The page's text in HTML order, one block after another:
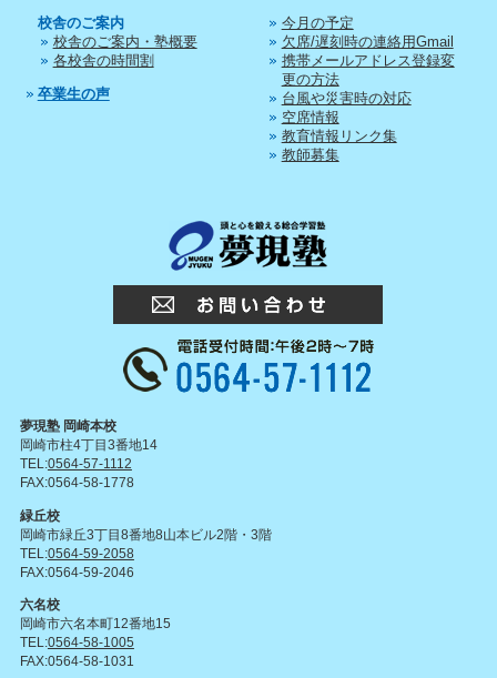
校舎のご案内
校舎のご案内・塾概要
各校舎の時間割
卒業生の声
今月の予定
欠席/遅刻時の連絡用Gmail
携帯メールアドレス登録変
更の方法
台風や災害時の対応
空席情報
教育情報リンク集
教師募集
夢現塾 岡崎本校
岡崎市柱4丁目3番地14
TEL:0564-57-1112
FAX:0564-58-1778
緑丘校
岡崎市緑丘3丁目8番地8山本ビル2階・3階
TEL:0564-59-2058
FAX:0564-59-2046
六名校
岡崎市六名本町12番地15
TEL:0564-58-1005
FAX:0564-58-1031